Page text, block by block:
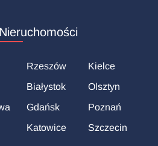
Rzeszów
Białystok
Gdańsk
Katowice
Kielce
Olsztyn
Poznań
Szczecin